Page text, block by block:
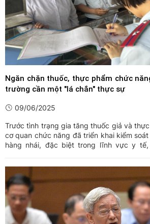
Ngăn chặn thuốc, thực phẩm chức
trường cần một "lá chắn" thực sự
09/06/2025
Trước tình trạng gia tăng thuốc giả và
cơ quan chức năng đã triển khai kiểm
hàng nhái, đặc biệt trong lĩnh vực y tế,